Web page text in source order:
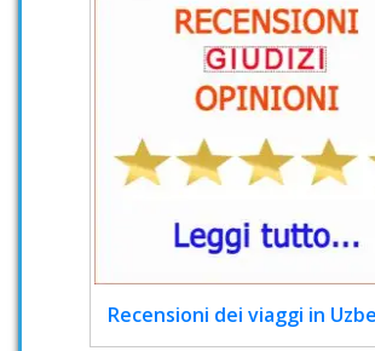
Recensioni dei viaggi in